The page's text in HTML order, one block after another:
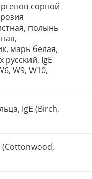
сорной
полынь
марь белая,
русский, IgE
W9, W10,
IgE (Birch,
(Cottonwood,